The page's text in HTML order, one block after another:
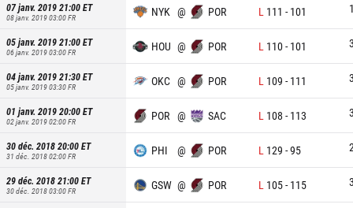
07 janv. 2019 21:00ET
08 janv. 2019 03:00FR NYK @ POR L 111 - 101
05 janv. 2019 21:00ET
06 janv. 2019 03:00FR HOU @ POR L 110- 101
04 janv. 2019 21:30ET
05 janv. 2019 03:30FR OKC @ POR L 109 - 111
01 janv. 2019 20:00ET
02 janv. 2019 02:00FR POR @ SAC L 108 - 113
30 déc. 2018 20:00ET
31 déc. 2018 02:00FR PHI @ POR L 129 -95
29 déc. 2018 21:00ET
30 déc. 2018 03:00FR GSW @ POR L 105- 115